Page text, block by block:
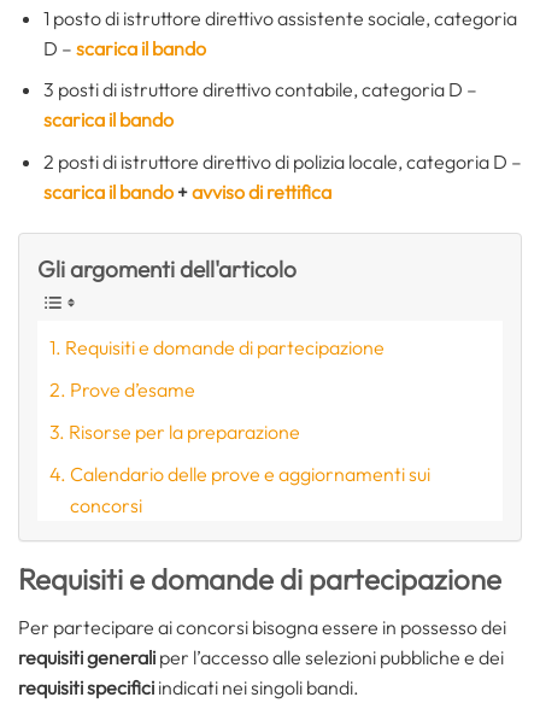
1 posto di istruttore direttivo assistente sociale, categoria
D – scarica il bando
3 posti di istruttore direttivo contabile, categoria D –
scarica il bando
2 posti di istruttore direttivo di polizia locale, categoria D –
scarica il bando+avviso di rettifica
Gli argomenti dell'articolo
Requisiti e domande di partecipazione
Prove d’esame
Risorse per la preparazione
Calendario delle prove e aggiornamenti sui
concorsi
Requisiti e domande di partecipazione
Per partecipare ai concorsi bisogna essere in possesso dei
requisiti generali per l’accesso alle selezioni pubbliche e dei
requisiti specifici indicati nei singoli bandi.